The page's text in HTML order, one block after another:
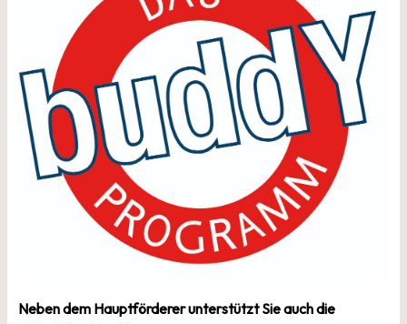
Neben dem Hauptförderer unterstützt Sie auch die